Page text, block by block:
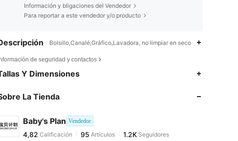
Información y bligaciones del Vendedor
Para reportar a este vendedor y/o producto
Bolsillo,Canalé,Gráfico,Lavadora, no limpiar en seco
de seguridad y contactos
Y Dimensiones
La Tienda
Baby's Plan Vendedor
4,82
4,82
4,82 Calificación 95Artículos
a***3pagadoHace 1 día